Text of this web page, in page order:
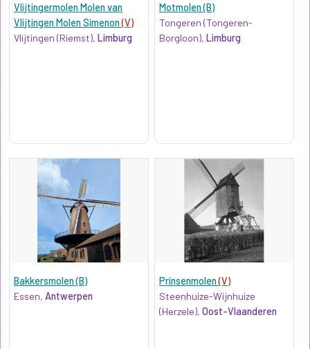
Vlijtingermolen Molen van
Vlijtingen Molen Simenon(V)
Vlijtingen (Riemst), Limburg
Motmolen (B)
Tongeren (Tongeren-
Borgloon),Limburg
Bakkersmolen (B)
Essen, Antwerpen
Prinsenmolen(V)
Steenhuize-Wijnhuize
(Herzele),Oost-Vlaanderen